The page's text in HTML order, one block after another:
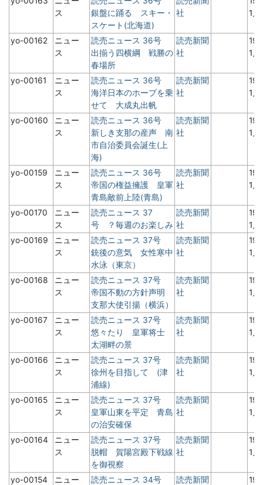
ス
銀盤に踊る スキー・
スケート(北海道)
社
1
yo-00162
ニュー
ス
読売ニュース 36号
出揃う四横綱 戦勝の
春場所
読売新聞
社
1
yo-00161
ニュー
ス
読売ニュース 36号
海洋日本のホープを乗
せて 大成丸出帆
読売新聞
社
1
yo-00160
ニュー
ス
読売ニュース 36号
新しき支那の産声 南
市自治委員会誕生(上
海)
読売新聞
社
1
yo-00159
ニュー
ス
読売ニュース 36号
帝国の権益擁護 皇軍
青島敵前上陸(青島)
読売新聞
社
1
yo-00170
ニュー
ス
読売ニュース 37
号 ？毎週のお楽しみ
読売新聞
社
1
yo-00169
ニュー
ス
読売ニュース 37号
銃後の意気 女性寒中
水泳（東京）
読売新聞
社
1
yo-00168
ニュー
ス
読売ニュース 37号
帝国不動の方針声明
支那大使引揚（横浜）
読売新聞
社
1
yo-00167
ニュー
ス
読売ニュース 37号
悠々たり 皇軍将士
太湖畔の景
読売新聞
社
1
yo-00166
ニュー
ス
読売ニュース 37号
徐州を目指して (津
浦線)
読売新聞
社
1
yo-00165
ニュー
ス
読売ニュース 37号
皇軍山東を平定 青島
の治安確保
読売新聞
社
1
yo-00164
ニュー
ス
読売ニュース 37号
脱帽 賀陽宮殿下戦線
を御視察
読売新聞
社
1
yo-00154
ニュー
読売ニュース 34号
読売新聞